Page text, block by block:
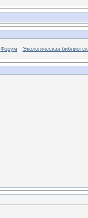
Форум Экологическая